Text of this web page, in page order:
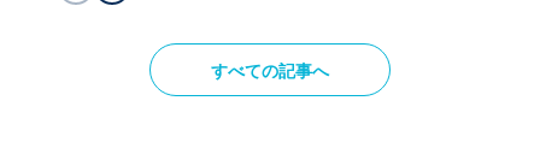
すべての記事へ